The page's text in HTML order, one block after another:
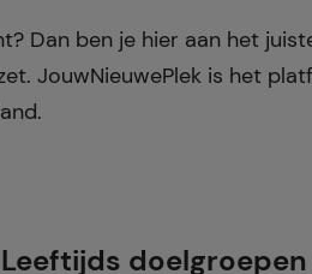
Dan ben je hier aan het
JouwNieuwePlek is het
Leeftijds doelgroepen